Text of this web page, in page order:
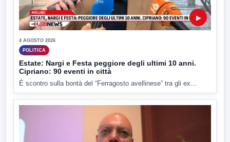
▶
4 AGOSTO 2026
POLITICA
Estate: Nargi e Festa peggiore degli ultimi 10 anni.
Cipriano: 90 eventi in città
È scontro sulla bontà del “Ferragosto avellinese” tra gli ex...